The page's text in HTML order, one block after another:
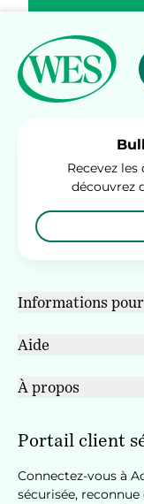
Recevez
découvrez
Informations
Aide
À propos
Portail client
Connectez-vous à
sécurisée,